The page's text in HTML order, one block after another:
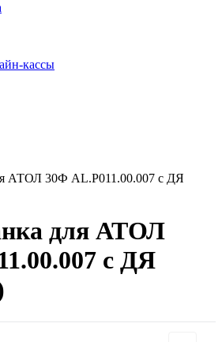
кассы
АТОЛ 30Ф AL.P011.00.007 с ДЯ
для АТОЛ
с ДЯ